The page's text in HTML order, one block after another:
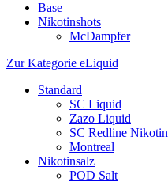
Base
Nikotinshots
McDampfer
Zur Kategorie eLiquid
Standard
SC Liquid
Zazo Liquid
SC Redline Nikotin
Montreal
Nikotinsalz
POD Salt